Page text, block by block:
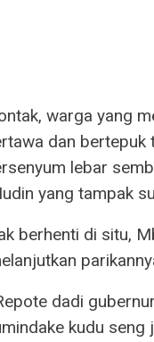
warga yang
dan bertepuk
lebar
yang tampak
berhenti di situ,
dadi
kudu seng